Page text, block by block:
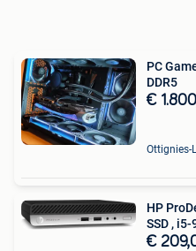
PC
DDR5
€
Ottignies-
HP
SSD ,
€